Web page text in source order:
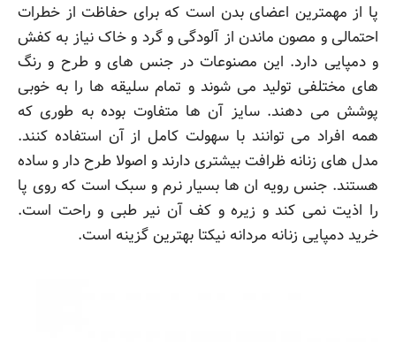
پا از مهمترین اعضای بدن است که برای حفاظت از خطرات
احتمالی و مصون ماندن از آلودگی و گرد و خاک نیاز به کفش
و دمپایی دارد. این مصنوعات در جنس های و طرح و رنگ
های مختلفی تولید می شوند و تمام سلیقه ها را به خوبی
پوشش می دهند. سایز آن ها متفاوت بوده به طوری که
همه افراد می توانند با سهولت کامل از آن استفاده کنند.
مدل های زنانه ظرافت بیشتری دارند و اصولا طرح دار و ساده
هستند. جنس رویه ان ها بسیار نرم و سبک است که روی پا
را اذیت نمی کند و زیره و کف آن نیر طبی و راحت است.
خرید دمپایی زنانه مردانه نیکتا بهترین گزینه است.